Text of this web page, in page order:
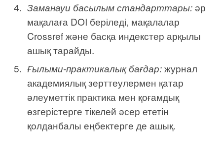
Заманауи басылым стандарттары:әр
мақалаға DOI беріледі, мақалалар
Crossref және басқа индекстер арқылы
ашық тарайды.
Ғылыми-практикалық бағдар:журнал
академиялық зерттеулермен қатар
әлеуметтік практика мен қоғамдық
өзгерістерге тікелей әсер ететін
қолданбалы еңбектерге де ашық.